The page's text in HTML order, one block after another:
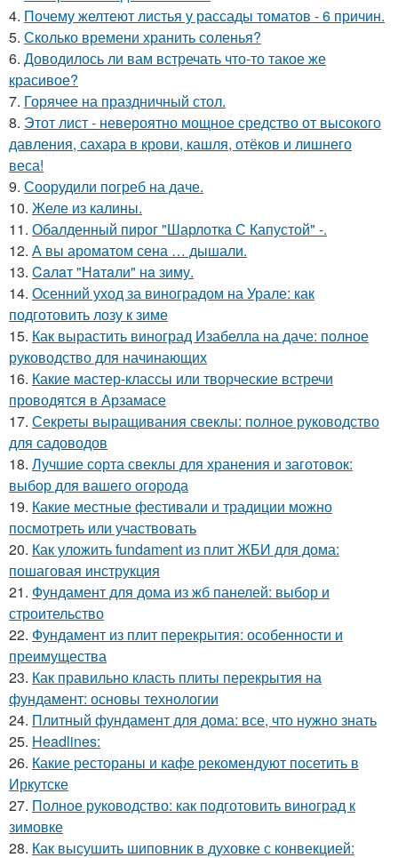
4. Почему желтеют листья у рассады томатов - 6 причин.
5. Сколько времени хранить соленья?
6. Доводилось ли вам встречать что-то такое же
красивое?
7. Горячее на праздничный стол.
8. Этот лист - невероятно мощное средство от высокого
давления, сахара в крови, кашля, отёков и лишнего
веса!
9. Соорудили погреб на даче.
10. Желе из калины.
11. Обалденный пирог "Шарлотка С Капустой" -.
12. А вы ароматом сена … дышали.
13. Caлaт "Нaтaли" нa зиму.
14. Осенний уход за виноградом на Урале: как
подготовить лозу к зиме
15. Как вырастить виноград Изабелла на даче: полное
руководство для начинающих
16. Какие мастер-классы или творческие встречи
проводятся в Арзамасе
17. Секреты выращивания свеклы: полное руководство
для садоводов
18. Лучшие сорта свеклы для хранения и заготовок:
выбор для вашего огорода
19. Какие местные фестивали и традиции можно
посмотреть или участвовать
20. Как уложить fundament из плит ЖБИ для дома:
пошаговая инструкция
21. Фундамент для дома из жб панелей: выбор и
строительство
22. Фундамент из плит перекрытия: особенности и
преимущества
23. Как правильно класть плиты перекрытия на
фундамент: основы технологии
24. Плитный фундамент для дома: все, что нужно знать
25. Headlines:
26. Какие рестораны и кафе рекомендуют посетить в
Иркутске
27. Полное руководство: как подготовить виноград к
зимовке
28. Как высушить шиповник в духовке с конвекцией: